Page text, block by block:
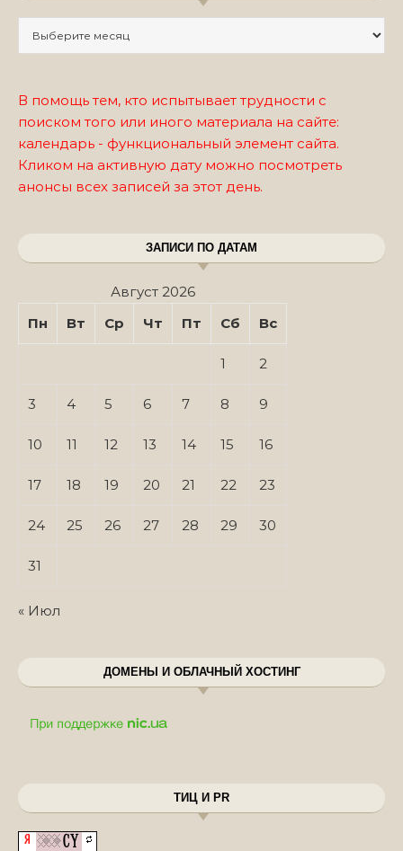
В помощь тем, кто испытывает трудности с
поиском того или иного материала на сайте:
календарь - функциональный элемент сайта.
Кликом на активную дату можно посмотреть
анонсы всех записей за этот день.
ЗАПИСИ ПО ДАТАМ
Август 2026
Пн
Вт Ср Чт Пт Сб Вс
1 2
3 4 5 6 7 8 9
10 11 12 13 14 15 16
17 18 19 20 21 22 23
24 25 26 27 28 29 30
31
« Июл
ДОМЕНЫ И ОБЛАЧНЫЙ ХОСТИНГ
ТИЦ И PR